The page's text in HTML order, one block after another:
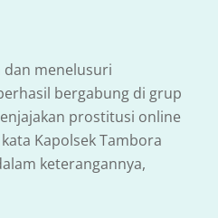
dan menelusuri
bergabung di grup
prostitusi online
Kapolsek Tambora
keterangannya,